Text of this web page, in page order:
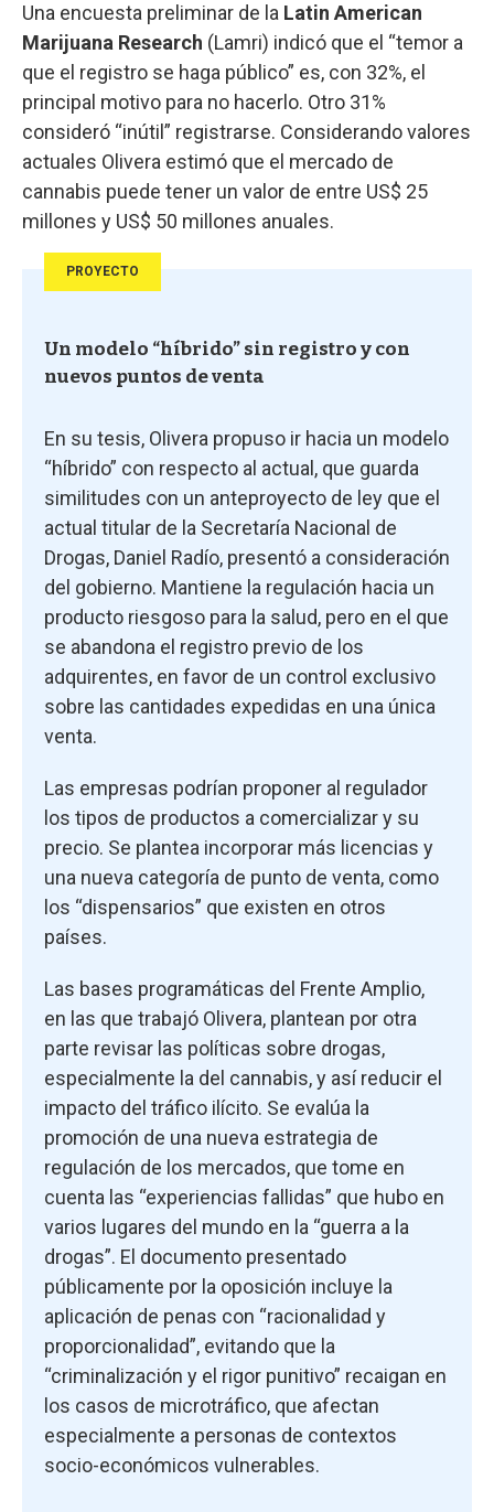
Una encuesta preliminar de la Latin American
Marijuana Research (Lamri) indicó que el “temor a
que el registro se haga público” es, con 32%, el
principal motivo para no hacerlo. Otro 31%
consideró “inútil” registrarse. Considerando valores
actuales Olivera estimó que el mercado de
cannabis puede tener un valor de entre US$ 25
millones y US$ 50 millones anuales.
PROYECTO
Un modelo “híbrido” sin registro y con
nuevos puntos de venta
En su tesis, Olivera propuso ir hacia un modelo
“híbrido” con respecto al actual, que guarda
similitudes con un anteproyecto de ley que el
actual titular de la Secretaría Nacional de
Drogas, Daniel Radío, presentó a consideración
del gobierno. Mantiene la regulación hacia un
producto riesgoso para la salud, pero en el que
se abandona el registro previo de los
adquirentes, en favor de un control exclusivo
sobre las cantidades expedidas en una única
venta.
Las empresas podrían proponer al regulador
los tipos de productos a comercializar y su
precio. Se plantea incorporar más licencias y
una nueva categoría de punto de venta, como
los “dispensarios” que existen en otros
países.
Las bases programáticas del Frente Amplio,
en las que trabajó Olivera, plantean por otra
parte revisar las políticas sobre drogas,
especialmente la del cannabis, y así reducir el
impacto del tráfico ilícito. Se evalúa la
promoción de una nueva estrategia de
regulación de los mercados, que tome en
cuenta las “experiencias fallidas” que hubo en
varios lugares del mundo en la “guerra a la
drogas”. El documento presentado
públicamente por la oposición incluye la
aplicación de penas con “racionalidad y
proporcionalidad”, evitando que la
“criminalización y el rigor punitivo” recaigan en
los casos de microtráfico, que afectan
especialmente a personas de contextos
socio-económicos vulnerables.